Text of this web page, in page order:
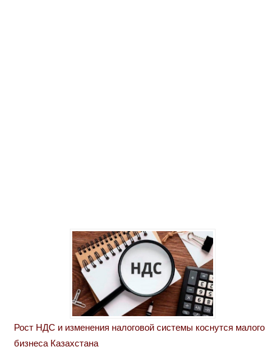
Рост НДС и изменения налоговой системы коснутся малого
бизнеса Казахстана